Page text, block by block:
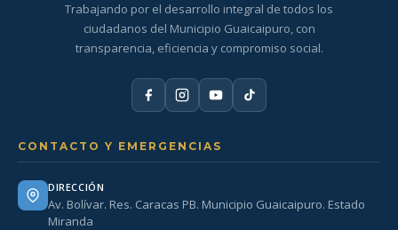
Trabajando por el desarrollo integral de todos los
ciudadanos del Municipio Guaicaipuro, con
transparencia, eficiencia y compromiso social.
CONTACTO Y EMERGENCIAS
DIRECCIÓN
Av. Bolívar. Res. Caracas PB. Municipio Guaicaipuro. Estado
Miranda